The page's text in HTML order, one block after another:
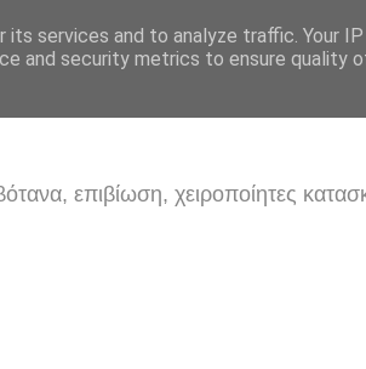
επιβίωση, χειροποίητες
services and to analyze traffic. Your
and security metrics to ensure quality